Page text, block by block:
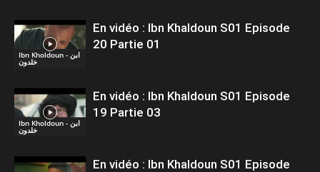
Ibn Kholdoun - ابن
خلدون
En vidéo : Ibn Khaldoun S01 Episode
20 Partie 01
Ibn Kholdoun - ابن
خلدون
En vidéo : Ibn Khaldoun S01 Episode
19 Partie 03
En vidéo : Ibn Khaldoun S01 Episode